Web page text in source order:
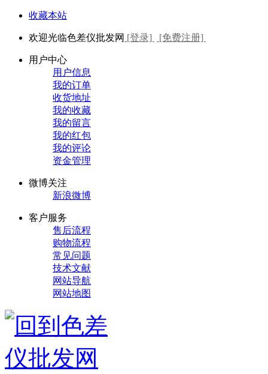
收藏本站
欢迎光临色差仪批发网 [登录] [免费注册]
用户中心
用户信息
我的订单
收货地址
我的收藏
我的留言
我的红包
我的评论
资金管理
微博关注
新浪微博
客户服务
售后流程
购物流程
常见问题
技术文献
网站导航
网站地图